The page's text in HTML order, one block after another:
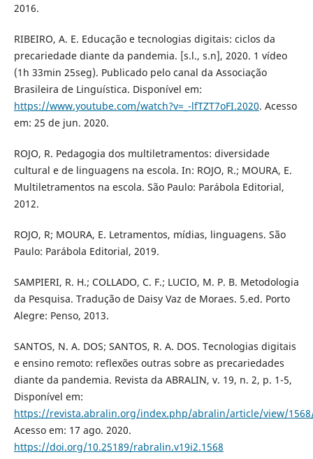
2016.
RIBEIRO, A. E. Educação e tecnologias digitais: ciclos da
precariedade diante da pandemia. [s.l., s.n], 2020. 1 vídeo
(1h 33min 25seg). Publicado pelo canal da Associação
Brasileira de Linguística. Disponível em:
https://www.youtube.com/watch?v=_-lfTZT7oFI.2020. Acesso
em: 25 de jun. 2020.
ROJO, R. Pedagogia dos multiletramentos: diversidade
cultural e de linguagens na escola. In: ROJO, R.; MOURA, E.
Multiletramentos na escola. São Paulo: Parábola Editorial,
2012.
ROJO, R; MOURA, E. Letramentos, mídias, linguagens. São
Paulo: Parábola Editorial, 2019.
SAMPIERI, R. H.; COLLADO, C. F.; LUCIO, M. P. B. Metodologia
da Pesquisa. Tradução de Daisy Vaz de Moraes. 5.ed. Porto
Alegre: Penso, 2013.
SANTOS, N. A. DOS; SANTOS, R. A. DOS. Tecnologias digitais
e ensino remoto: reflexões outras sobre as precariedades
diante da pandemia. Revista da ABRALIN, v. 19, n. 2, p. 1-5,
Disponível em:
https://revista.abralin.org/index.php/abralin/article/view/
Acesso em: 17 ago. 2020.
https://doi.org/10.25189/rabralin.v19i2.1568